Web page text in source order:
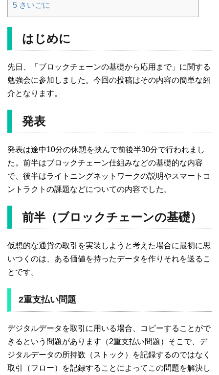
5 さいごに
はじめに
先日、「ブロックチェーンの基礎から応用まで」に関する
勉強会に参加しました。今回の投稿はその内容の簡単な紹
介となります。
発表
発表は途中10分の休憩を挟んで前後半30分で行われまし
た。前半はブロックチェーン仕組みなどの基礎的な内容
で、後半はライトニングネットワークの説明やスマートコ
ントラクトの課題などについての内容でした。
前半（ブロックチェーンの基礎）
仮想的な通貨の取引を実装しようと考えた場合に最初に思
いつくのは、ある価値を持ったデータを作りそれを送るこ
とです。
2重支払い問題
デジタルデータを取引に用いる場合、コピーすることがで
きるという問題があります（2重支払い問題）そこで、デ
ジタルデータの所持数（ストック）を記録するのではなく
取引（フロー）を記録することによってこの問題を解決し